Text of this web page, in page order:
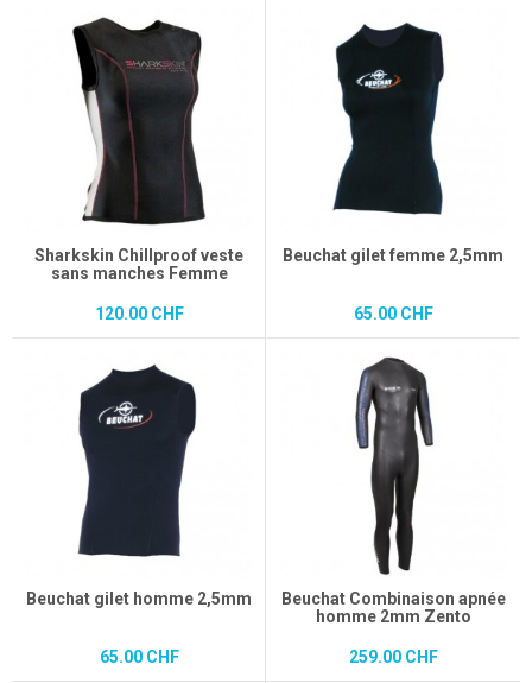
Sharkskin Chillproof veste
sans manches Femme
120.00 CHF
Beuchat gilet femme 2,5mm
65.00 CHF
Beuchat gilet homme 2,5mm
65.00 CHF
Beuchat Combinaison apnée
homme 2mm Zento
259.00 CHF